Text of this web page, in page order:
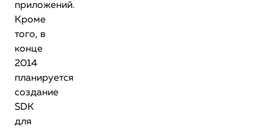
приложений.
Кроме
того, в
конце
2014
планируется
создание
SDK
для